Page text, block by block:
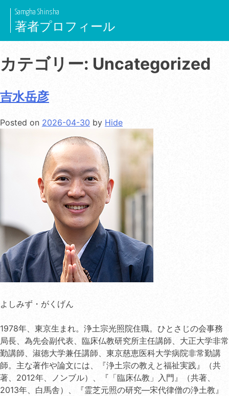
Skip
content
Samgha Shinsha
著者プロフィール
カテゴリー: Uncategorized
吉水岳彦
Posted on 2026-04-30 by Hide
よしみず・がくげん
1978年、東京生まれ。浄土宗光照院住職。ひとさじの会事務
局長、為先会副代表、臨床仏教研究所主任講師、大正大学非常
勤講師、淑徳大学兼任講師、東京慈恵医科大学病院非常勤講
師。主な著作や論文には、『浄土宗の教えと福祉実践』（共
著、2012年、ノンブル）、『「臨床仏教」入門』（共著、
2013年、白馬舎）、『霊芝元照の研究―宋代律僧の浄土教』